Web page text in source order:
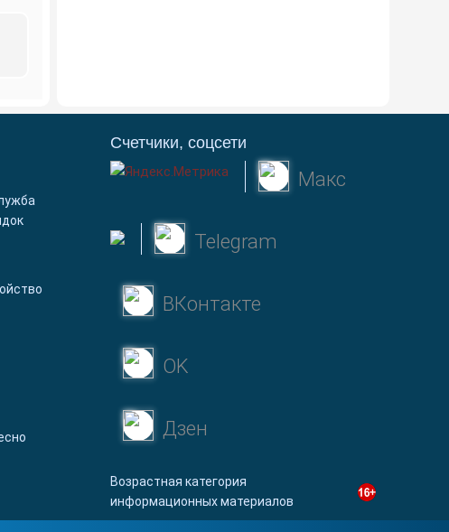
Счетчики, соцсети
Макс
Telegram
ВКонтакте
OK
Дзен
Возрастная категория
информационных материалов